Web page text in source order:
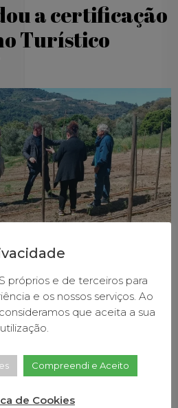
a certificação
Turístico
primeiro município
como “Destino Turístico
anúncio da revalidação do
certificação
e validada pelo
da Fundação das Nações
Nações Unidas para o
próprios e de terceiros para
e os nossos serviços. Ao
que aceita a sua
utilização.
Compreendi e Aceito
de Cookies